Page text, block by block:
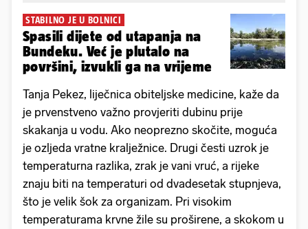
STABILNO JE U BOLNICI
Spasili dijete od utapanja na
Bundeku. Već je plutalo na
površini, izvukli ga na vrijeme
Tanja Pekez, liječnica obiteljske medicine, kaže da
je prvenstveno važno provjeriti dubinu prije
skakanja u vodu. Ako neoprezno skočite, moguća
je ozljeda vratne kralježnice. Drugi česti uzrok je
temperaturna razlika, zrak je vani vruć, a rijeke
znaju biti na temperaturi od dvadesetak stupnjeva,
što je velik šok za organizam. Pri visokim
temperaturama krvne žile su proširene, a skokom u